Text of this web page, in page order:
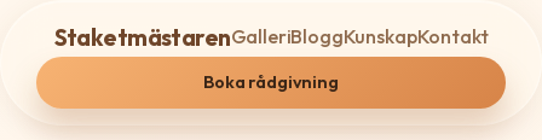
StaketmästarenGalleriBloggKunskapKontakt
Boka rådgivning